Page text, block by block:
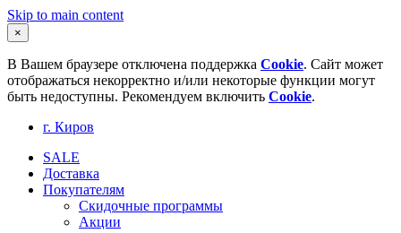
Skip to main content
×
В Вашем браузере отключена поддержка Cookie. Сайт может
отображаться некорректно и/или некоторые функции могут
быть недоступны. Рекомендуем включить Cookie.
г. Киров
SALE
Доставка
Покупателям
Скидочные программы
Акции